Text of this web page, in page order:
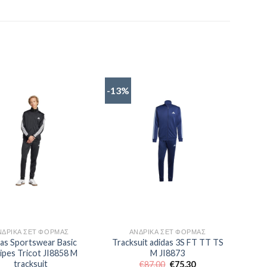
ΣΕΤ ΦΌΡΜΑΣ
Sportswear Basic
Tricot JI8858 M
tracksuit
-13%
ΑΝΔΡΙΚΆ ΣΕΤ ΦΌΡΜΑΣ
Tracksuit adidas 3S FT TT TS
M JI8873
€87,00 Original
€75,30Η